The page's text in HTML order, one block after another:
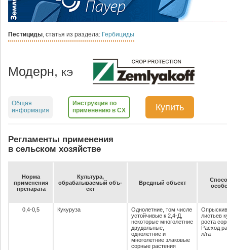
Пестициды, статья из раздела: Гербициды
Модерн, КЭ
Общая
информация
Инструкция по
применению в СХ
Купить
Регламенты применения
в сельском хозяйстве
Нор­ма
при­ме­не­ния
пре­па­ра­та
Куль­ту­ра,
об­ра­ба­ты­ва­емый объ­
ект
Вред­ный объ­ект
0,4-0,5 Кукуруза
Однолетние, том числе
устойчивые к 2,4-Д,
некоторые многолетние
двудольные,
однолетние и
многолетние злаковые
сорные растения
листьев
роста
Расход
л/га